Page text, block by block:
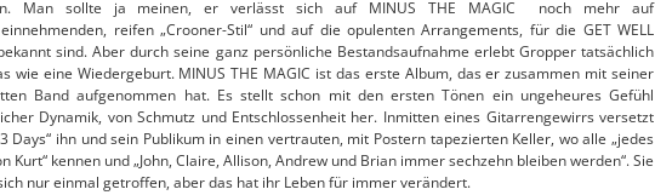
Man sollte ja meinen, er verlässt sich auf MINUS THE MAGIC noch mehr auf
reifen „Crooner-Stil“ und auf die opulenten Arrangements, für die GET WELL
sind. Aber durch seine ganz persönliche Bestandsaufnahme erlebt Gropper tatsächlich
wie eine Wiedergeburt. MINUS THE MAGIC ist das erste Album, das er zusammen mit seiner
Band aufgenommen hat. Es stellt schon mit den ersten Tönen ein ungeheures Gefühl
Dynamik, von Schmutz und Entschlossenheit her. Inmitten eines Gitarrengewirrs versetzt
Days“ ihn und sein Publikum in einen vertrauten, mit Postern tapezierten Keller, wo alle „jedes
Kurt“ kennen und „John, Claire, Allison, Andrew und Brian immer sechzehn bleiben werden“. Sie
nur einmal getroffen, aber das hat ihr Leben für immer verändert.